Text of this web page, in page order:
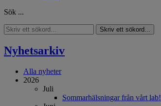
Sök ...
Skriv ett sökord...
Nyhetsarkiv
Alla nyheter
2026
Juli
Sommarhälsningar från vårt lab!